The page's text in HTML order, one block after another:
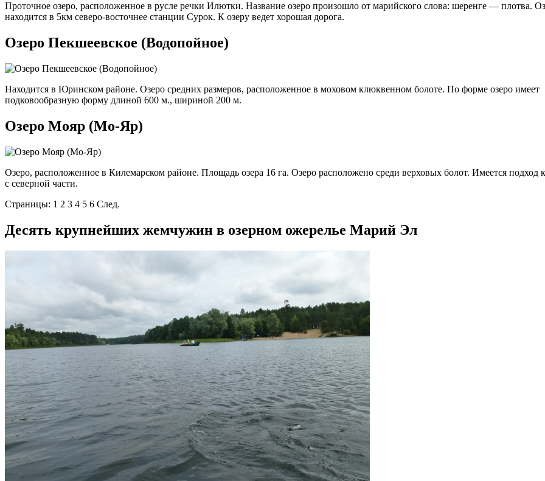
Проточное озеро, расположенное в русле речки Илютки. Название озеро произошло от марийского слова: шеренге — плотва.
находится в 5км северо-восточнее станции Сурок. К озеру ведет хорошая дорога.
Озеро Пекшеевское (Водопойное)
Находится в Юринском районе. Озеро средних размеров, расположенное в моховом клюквенном болоте. По форме озеро имеет
подковообразную форму длиной 600 м., шириной 200 м.
Озеро Мояр (Мо-Яр)
Озеро, расположенное в Килемарском районе. Площадь озера 16 га. Озеро расположено среди верховых болот. Имеется подход
с северной части.
Страницы: 1 2 3 4 5 6 След.
Десять крупнейших жемчужин в озерном ожерелье Марий Эл